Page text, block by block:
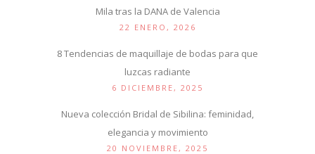
Mila tras la DANA de Valencia
22 ENERO, 2026
8 Tendencias de maquillaje de bodas para que
luzcas radiante
6 DICIEMBRE, 2025
Nueva colección Bridal de Sibilina: feminidad,
elegancia y movimiento
20 NOVIEMBRE, 2025